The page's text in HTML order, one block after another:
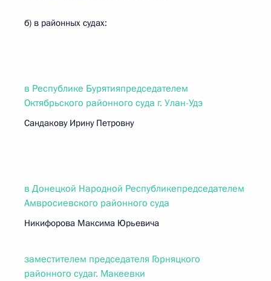
б) в районных судах:
в Республике Бурятияпредседателем
Октябрьского районного суда г. Улан-Удэ
Сандакову Ирину Петровну
в Донецкой Народной Республикепредседателем
Амвросиевского районного суда
Никифорова Максима Юрьевича
заместителем председателя Горняцкого
районного судаг. Макеевки